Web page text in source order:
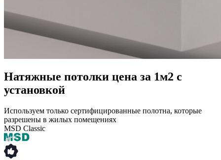
Натяжные потолки цена за 1м2 с
установкой
Используем только сертифицированные полотна, которые
разрешены в жилых помещениях
MSD Classic